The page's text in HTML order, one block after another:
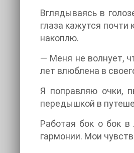
Вглядываясь в
глаза кажутся почти
накоплю.
— Меня не волнует,
лет влюблена в
Я поправляю очки,
передышкой в
Работая бок о бок
гармонии. Мои